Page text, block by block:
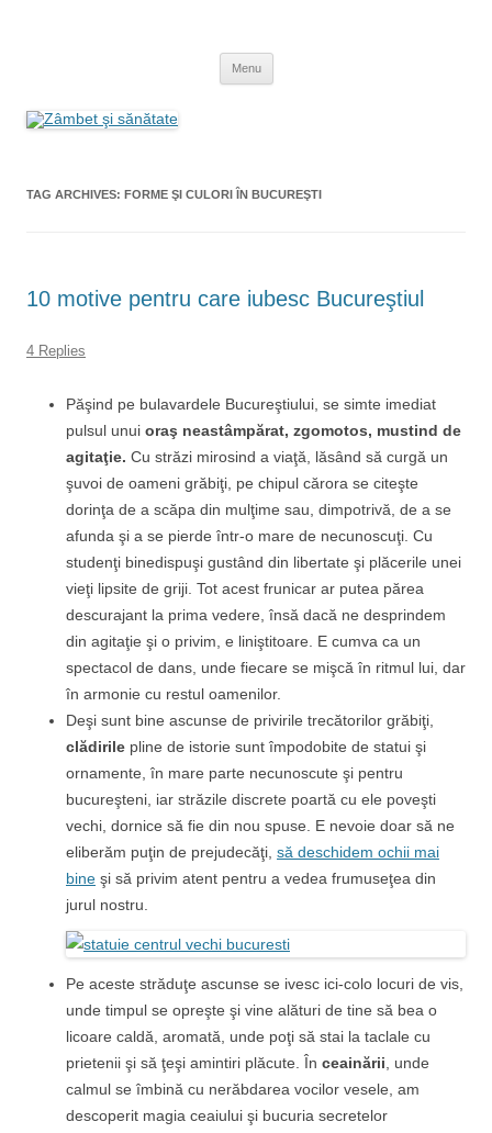
Menu
TAG ARCHIVES: FORME ŞI CULORI ÎN BUCUREŞTI
10 motive pentru care iubesc Bucureştiul
4 Replies
Păşind pe bulavardele Bucureştiului, se simte imediat
pulsul unui oraş neastâmpărat, zgomotos, mustind de
agitaţie. Cu străzi mirosind a viaţă, lăsând să curgă un
şuvoi de oameni grăbiţi, pe chipul cărora se citeşte
dorinţa de a scăpa din mulţime sau, dimpotrivă, de a se
afunda şi a se pierde într-o mare de necunoscuţi. Cu
studenţi binedispuşi gustând din libertate şi plăcerile unei
vieţi lipsite de griji. Tot acest frunicar ar putea părea
descurajant la prima vedere, însă dacă ne desprindem
din agitaţie şi o privim, e liniştitoare. E cumva ca un
spectacol de dans, unde fiecare se mişcă în ritmul lui, dar
în armonie cu restul oamenilor.
Deşi sunt bine ascunse de privirile trecătorilor grăbiţi,
clădirile pline de istorie sunt împodobite de statui şi
ornamente, în mare parte necunoscute şi pentru
bucureşteni, iar străzile discrete poartă cu ele poveşti
vechi, dornice să fie din nou spuse. E nevoie doar să ne
eliberăm puţin de prejudecăţi, să deschidem ochii mai
bine şi să privim atent pentru a vedea frumuseţea din
jurul nostru.
Pe aceste străduţe ascunse se ivesc ici-colo locuri de vis,
unde timpul se opreşte şi vine alături de tine să bea o
licoare caldă, aromată, unde poţi să stai la taclale cu
prietenii şi să ţeşi amintiri plăcute. În ceainării , unde
calmul se îmbină cu nerăbdarea vocilor vesele, am
descoperit magia ceaiului şi bucuria secretelor